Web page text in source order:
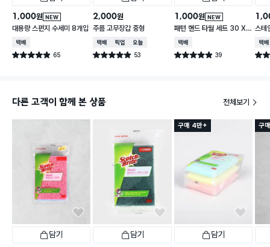
NEW
1,000원
대용량 스펀지 수세미 8개입
택배배송
별점 4.9점 65
건 작성
2,000원
주름 고무장갑 중형
택배배송매장픽업오늘배송
별점 4.9점 53
건 작성
NEW
1,000원
패턴 핸드 타월 세트 30 X
30 cm 3개입
택배배송
별점 4.9점 39
건 작성
스테
택배
별점
다른 고객이 함께 본 상품 전체보기
담기 담기
구매 4만+
담기
구